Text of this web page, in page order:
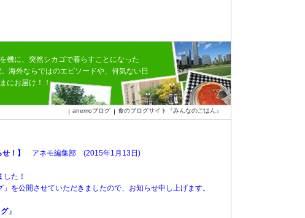
機に、突然シカゴで暮らすことになった
海外ならではのエピソードや、何気ない日
にお届け！！
anemoブログ 食のブログサイト『みんなのごはん』
せ！】 アネモ編集部 (2015年1月13日)
た！
を公開させていただきましたので、お知らせ申し上げます。
」